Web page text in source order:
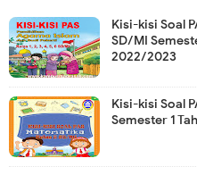
Kisi-kisi Soal
SD/MI
2022/2023
Kisi-kisi Soal
Semester 1